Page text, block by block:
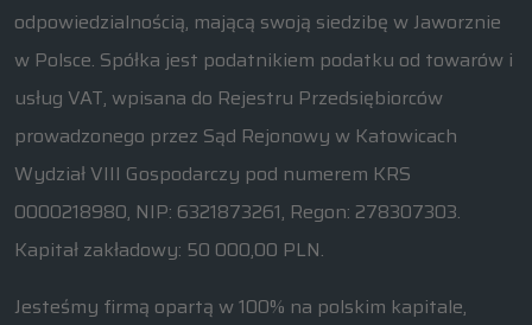
odpowiedzialnością, mającą swoją siedzibę w Jaworznie
w Polsce. Spółka jest podatnikiem podatku od towarów i
usług VAT, wpisana do Rejestru Przedsiębiorców
prowadzonego przez Sąd Rejonowy w Katowicach
Wydział VIII Gospodarczy pod numerem KRS
0000218980, NIP: 6321873261, Regon: 278307303.
Kapitał zakładowy: 50 000,00 PLN.
Jesteśmy firmą opartą w 100% na polskim kapitale,